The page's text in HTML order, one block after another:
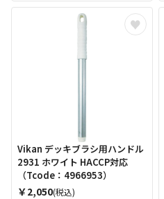
Vikan デッキブラシ用ハンドル
2931 ホワイト HACCP対応
（Tcode：4966953）
￥2,050(税込)